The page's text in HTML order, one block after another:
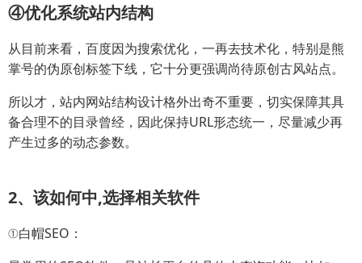
④优化系统站内结构
从目前来看，百度因为搜索优化，一再去技术化，特别是熊
掌号的伪原创标签下线，它十分更强调尚待原创古风站点。
所以才，站内网站结构设计格外出奇不重要，切实保障其具
备合理不的目录曾经，因此保持URL形态统一，尽量减少再
产生过多的动态参数。
2、该如何中,选择相关软件
①白帽SEO：